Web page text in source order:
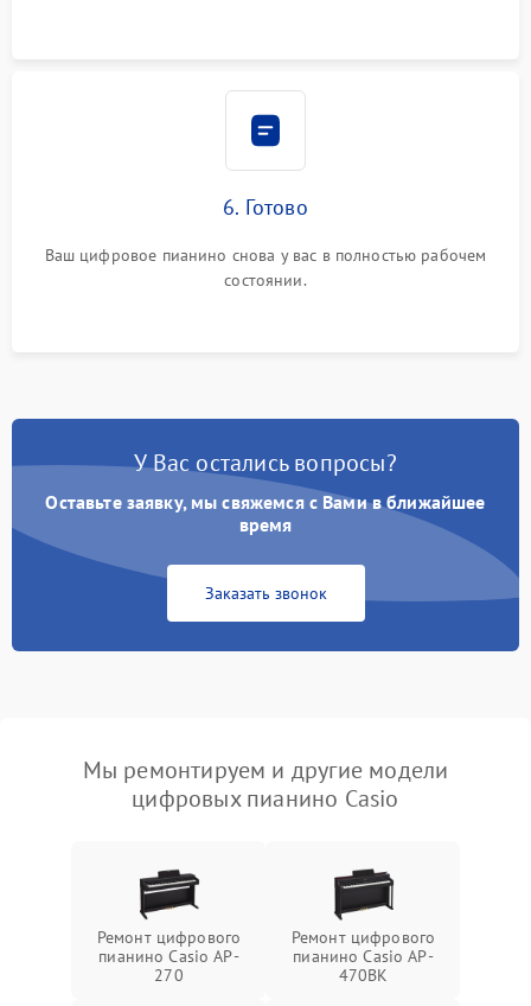
6. Готово
Ваш цифровое пианино снова у вас в полностью рабочем
состоянии.
У Вас остались вопросы?
Оставьте заявку, мы свяжемся с Вами в ближайшее
время
Заказать звонок
Мы ремонтируем и другие модели
цифровых пианино Casio
Ремонт цифрового
пианино Casio AP-
270
Ремонт цифрового
пианино Casio AP-
470BK